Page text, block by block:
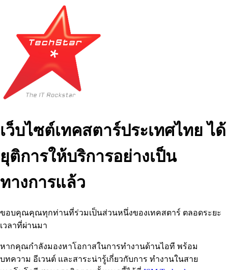
เว็บไซต์เทคสตาร์ประเทศไทย ได้
ยุติการให้บริการอย่างเป็น
ทางการแล้ว
ขอบคุณคุณทุกท่านที่ร่วมเป็นส่วนหนึ่งของเทคสตาร์ ตลอดระยะ
เวลาที่ผ่านมา
หากคุณกำลังมองหาโอกาสในการทำงานด้านไอที พร้อม
บทความ อีเวนต์ และสาระน่ารู้เกี่ยวกับการ ทำงานในสาย